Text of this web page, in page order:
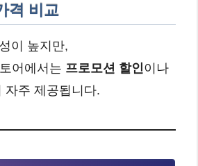
격 비교
이 높지만,
어에서는 프로모션 할인이나
자주 제공됩니다.